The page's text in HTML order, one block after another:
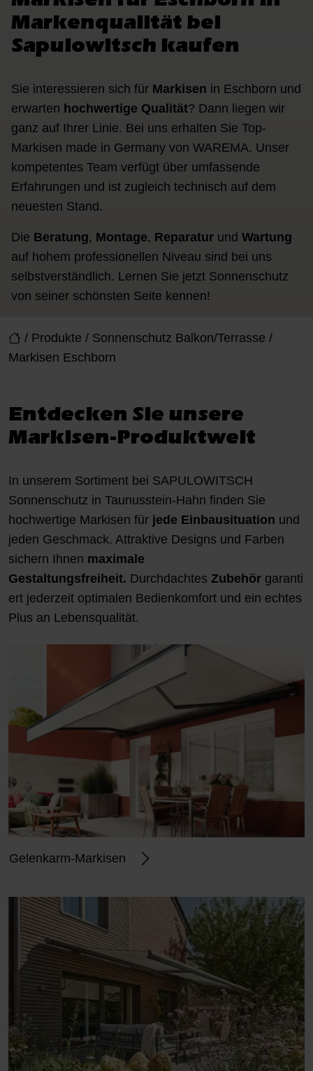
/ Produkte / Sonnenschutz Balkon/Terrasse /
Markisen Eschborn
Markenqualität bei
Sapulowitsch kaufen
Sie interessieren sich für Markisen in Eschborn und
erwarten hochwertige Qualität? Dann liegen wir
ganz auf Ihrer Linie. Bei uns erhalten Sie Top-
Markisen made in Germany von WAREMA. Unser
kompetentes Team verfügt über umfassende
Erfahrungen und ist zugleich technisch auf dem
neuesten Stand.
Die Beratung, Montage, Reparatur und Wartung
auf hohem professionellen Niveau sind bei uns
selbstverständlich. Lernen Sie jetzt Sonnenschutz
von seiner schönsten Seite kennen!
Entdecken Sie unsere
Markisen-Produktwelt
In unserem Sortiment bei SAPULOWITSCH
Sonnenschutz in Taunusstein-Hahn finden Sie
hochwertige Markisen für jede Einbausituation und
jeden Geschmack. Attraktive Designs und Farben
sichern Ihnen maximale
Gestaltungsfreiheit. Durchdachtes Zubehör garanti
ert jederzeit optimalen Bedienkomfort und ein echtes
Plus an Lebensqualität.
Gelenkarm-Markisen